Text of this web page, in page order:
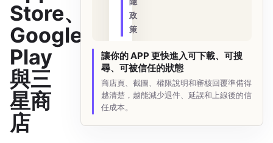
Store、
Google
Play
與三
星商
店
政
策
平
台
審
核
讓你的 APP 更快進入可下載、可搜
尋、可被信任的狀態
商店頁、截圖、權限說明和審核回覆準備得
越清楚，越能減少退件、延誤和上線後的信
任成本。